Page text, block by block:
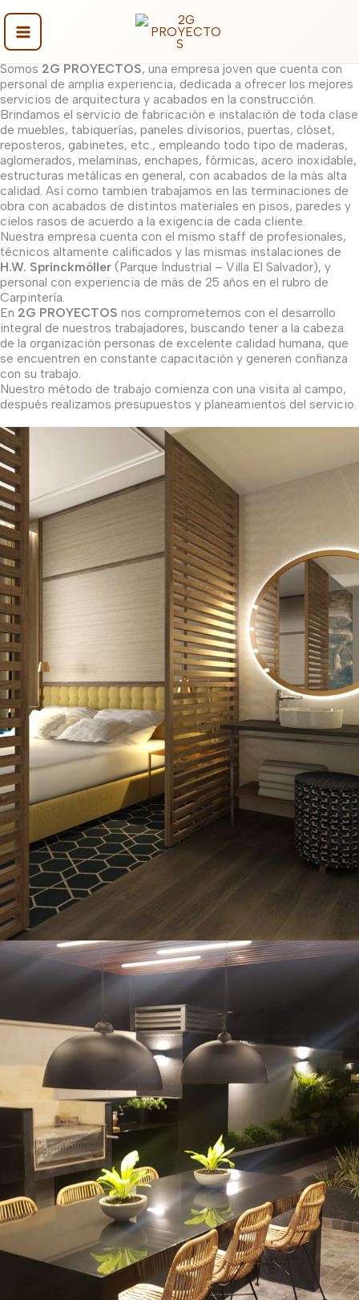
al
contenido
Main
Menu
todos!
Arquitectura y construcción desde 2017
Nosotros
Somos 2G PROYECTOS, una empresa joven que cuenta con
personal de amplia experiencia, dedicada a ofrecer los mejores
servicios de arquitectura y acabados en la construcción.
Brindamos el servicio de fabricación e instalación de toda clase
de muebles, tabiquerías, paneles divisorios, puertas, clóset,
reposteros, gabinetes, etc., empleando todo tipo de maderas,
aglomerados, melaminas, enchapes, fórmicas, acero inoxidable,
estructuras metálicas en general, con acabados de la más alta
calidad. Así como tambien trabajamos en las terminaciones de
obra con acabados de distintos materiales en pisos, paredes y
cielos rasos de acuerdo a la exigencia de cada cliente.
Nuestra empresa cuenta con el mismo staff de profesionales,
técnicos altamente calificados y las mismas instalaciones de
H.W. Sprinckmöller (Parque Industrial – Villa El Salvador), y
personal con experiencia de más de 25 años en el rubro de
Carpintería.
En 2G PROYECTOS nos comprometemos con el desarrollo
integral de nuestros trabajadores, buscando tener a la cabeza
de la organización personas de excelente calidad humana, que
se encuentren en constante capacitación y generen confianza
con su trabajo.
Nuestro método de trabajo comienza con una visita al campo,
después realizamos presupuestos y planeamientos del servicio.